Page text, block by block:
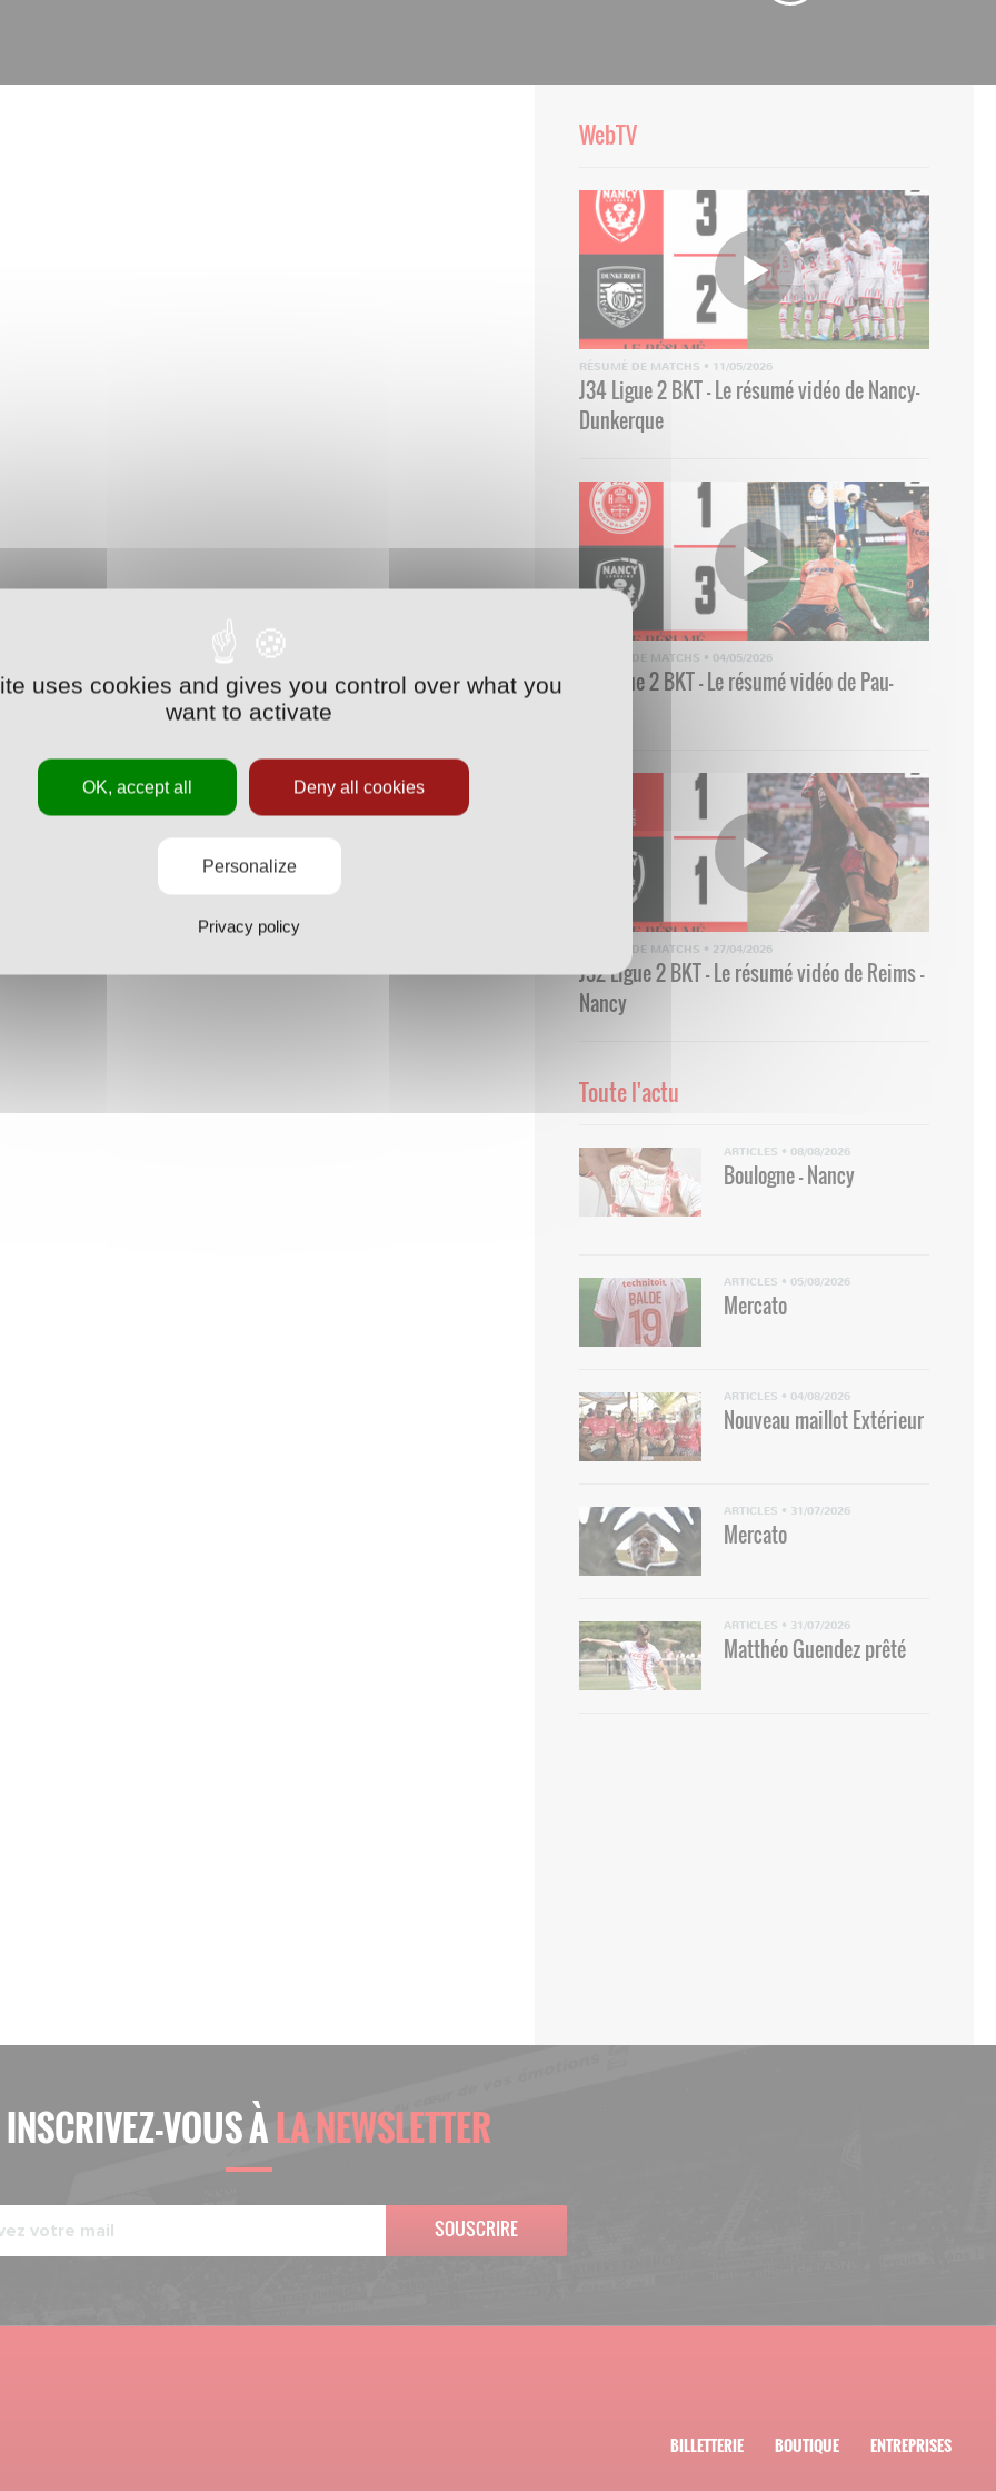
WebTV
RÉSUMÉ DE MATCHS • 11/05/2026
J34 Ligue 2 BKT - Le résumé vidéo de Nancy-
Dunkerque
RÉSUMÉ DE MATCHS • 04/05/2026
33 Ligue 2 BKT - Le résumé vidéo de Pau-
RÉSUMÉ DE MATCHS • 27/04/2026
J32 Ligue 2 BKT - Le résumé vidéo de Reims -
Nancy
Toute l'actu
ARTICLES • 08/08/2026
Boulogne - Nancy
ARTICLES • 05/08/2026
Mercato
ARTICLES • 04/08/2026
Nouveau maillot Extérieur
ARTICLES • 31/07/2026
Mercato
ARTICLES • 31/07/2026
Matthéo Guendez prêté
INSCRIVEZ-VOUS ÀLA NEWSLETTER
SOUSCRIRE
BILLETTERIE BOUTIQUE ENTREPRISES
uses cookies and gives you control over what you
want to activate
OK, accept all Deny all cookies
Personalize
Privacy policy